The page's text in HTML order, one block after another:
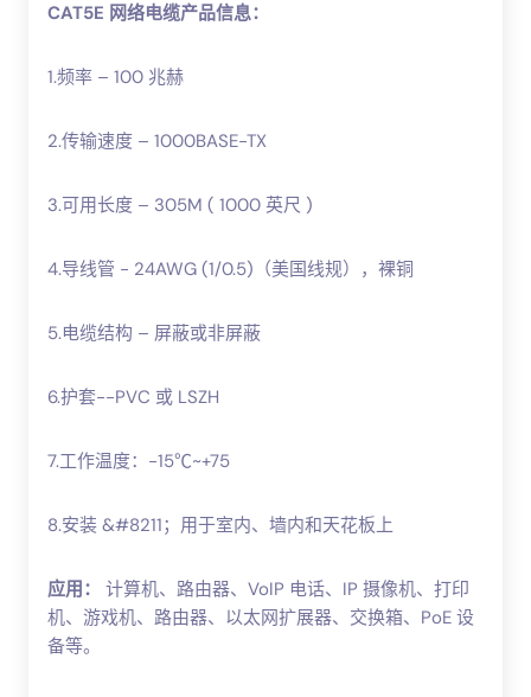
CAT5E 网络电缆产品信息：
1.频率 – 100 兆赫
2.传输速度 – 1000BASE-TX
3.可用长度 – 305M ( 1000 英尺 )
4.导线管 - 24AWG (1/0.5)（美国线规），裸铜
5.电缆结构 – 屏蔽或非屏蔽
6.护套--PVC 或 LSZH
7.工作温度：-15℃~+75
8.安装 &#8211；用于室内、墙内和天花板上
应用：
计算机、路由器、VoIP 电话、IP 摄像机、打印
机、游戏机、路由器、以太网扩展器、交换箱、PoE 设
备等。